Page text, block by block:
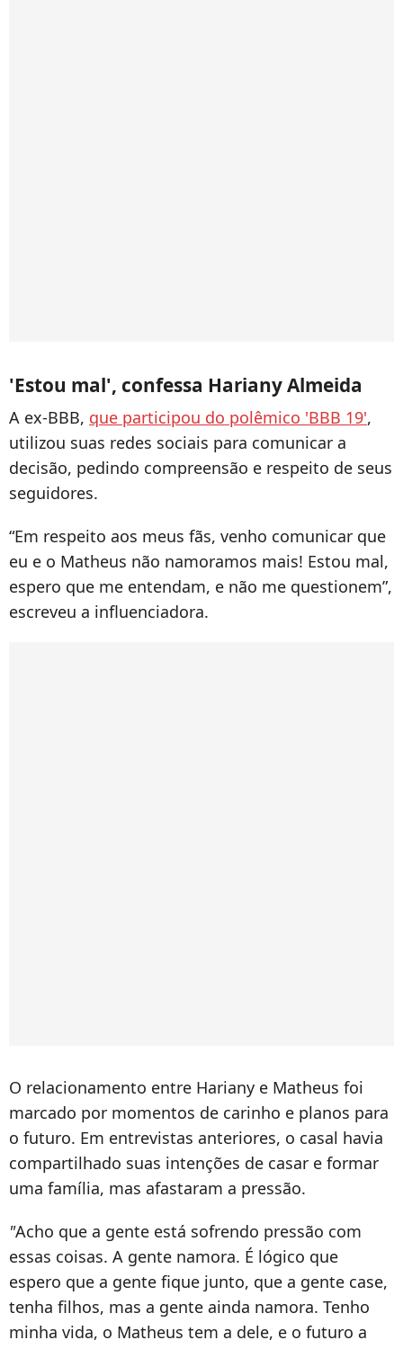
'Estou mal', confessa Hariany Almeida
A ex-BBB, que participou do polêmico 'BBB 19',
utilizou suas redes sociais para comunicar a
decisão, pedindo compreensão e respeito de seus
seguidores.
“Em respeito aos meus fãs, venho comunicar que
eu e o Matheus não namoramos mais! Estou mal,
espero que me entendam, e não me questionem”,
escreveu a influenciadora.
O relacionamento entre Hariany e Matheus foi
marcado por momentos de carinho e planos para
o futuro. Em entrevistas anteriores, o casal havia
compartilhado suas intenções de casar e formar
uma família, mas afastaram a pressão.
"Acho que a gente está sofrendo pressão com
essas coisas. A gente namora. É lógico que
espero que a gente fique junto, que a gente case,
tenha filhos, mas a gente ainda namora. Tenho
minha vida, o Matheus tem a dele, e o futuro a